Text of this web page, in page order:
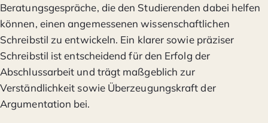
Beratungsgespräche, die den Studierenden dabei helfen
können, einen angemessenen wissenschaftlichen
Schreibstil zu entwickeln. Ein klarer sowie präziser
Schreibstil ist entscheidend für den Erfolg der
Abschlussarbeit und trägt maßgeblich zur
Verständlichkeit sowie Überzeugungskraft der
Argumentation bei.